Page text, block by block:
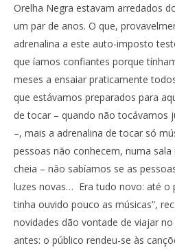
Orelha Negra estavam arredados
um par de anos. O que,
adrenalina a este auto-imposto
que íamos confiantes porque
meses a ensaiar praticamente
que estávamos preparados para
de tocar – quando não tocávamos
–, mais a adrenalina de tocar só
pessoas não conhecem, numa
cheia – não sabíamos se as
luzes novas… Era tudo novo: até o
tinha ouvido pouco as músicas”,
novidades dão vontade de viajar
antes: o público rendeu-se às